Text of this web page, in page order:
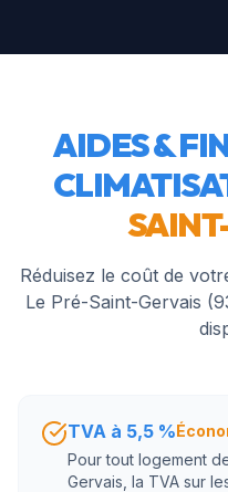
AIDES &
Réduisez le coût de
Le Pré-Saint-Gervais (
TVA à 5,5 %
Pour tout logement
Gervais, la TVA sur